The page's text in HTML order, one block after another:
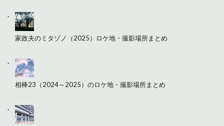
家政夫のミタゾノ（2025）ロケ地・撮影場所まとめ
相棒23（2024～2025）のロケ地・撮影場所まとめ